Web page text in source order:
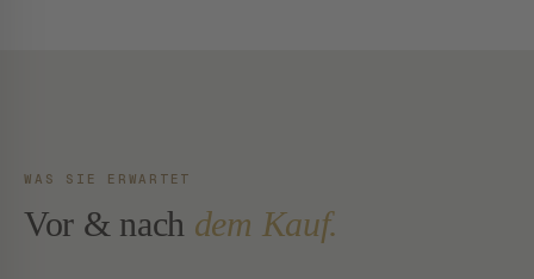
WAS SIE ERWARTET
Vor & nach dem Kauf.